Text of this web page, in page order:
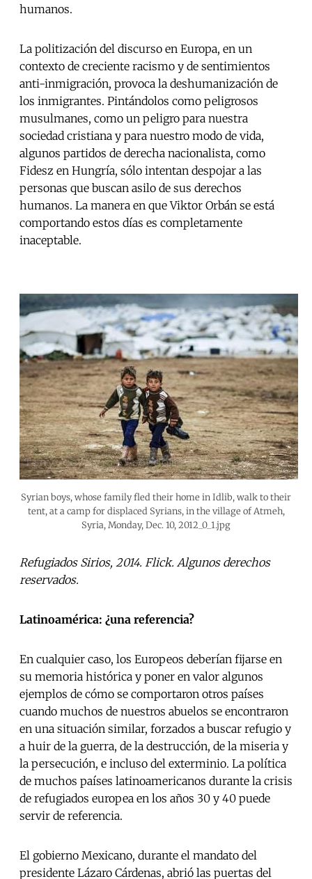
humanos.
La politización del discurso en Europa, en un
contexto de creciente racismo y de sentimientos
anti-inmigración, provoca la deshumanización de
los inmigrantes. Pintándolos como peligrosos
musulmanes, como un peligro para nuestra
sociedad cristiana y para nuestro modo de vida,
algunos partidos de derecha nacionalista, como
Fidesz en Hungría, sólo intentan despojar a las
personas que buscan asilo de sus derechos
humanos. La manera en que Viktor Orbán se está
comportando estos días es completamente
inaceptable.
Syrian boys, whose family fled their home in Idlib, walk to their
tent, at a camp for displaced Syrians, in the village of Atmeh,
Syria, Monday, Dec. 10, 2012_0_1.jpg
Refugiados Sirios, 2014. Flick. Algunos derechos
reservados.
Latinoamérica: ¿una referencia?
En cualquier caso, los Europeos deberían fijarse en
su memoria histórica y poner en valor algunos
ejemplos de cómo se comportaron otros países
cuando muchos de nuestros abuelos se encontraron
en una situación similar, forzados a buscar refugio y
a huir de la guerra, de la destrucción, de la miseria y
la persecución, e incluso del exterminio. La política
de muchos países latinoamericanos durante la crisis
de refugiados europea en los años 30 y 40 puede
servir de referencia.
El gobierno Mexicano, durante el mandato del
presidente Lázaro Cárdenas, abrió las puertas del